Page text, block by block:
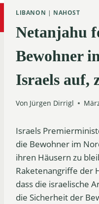
LIBANON | NAHOST
Netanjahu
Bewohner
Israels auf,
Von Jürgen Dirrigl
Israels
die Bewohner im
ihren Häusern zu
Raketenangriffe der
dass die israelische
die Sicherheit der